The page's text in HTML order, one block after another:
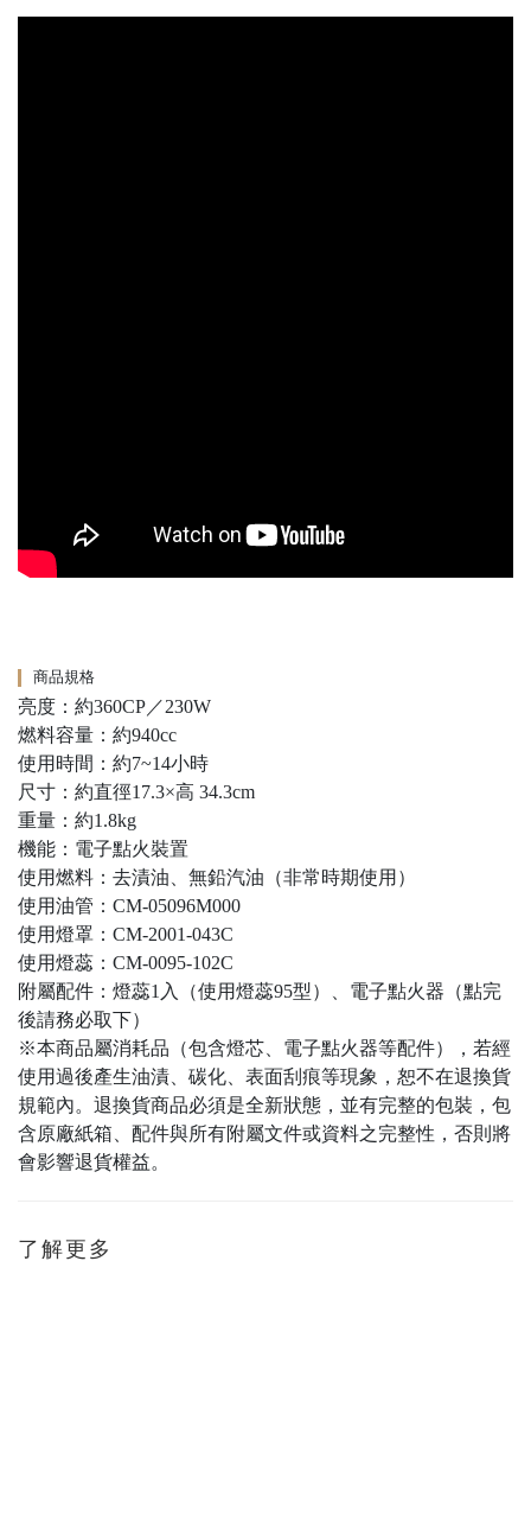
商品規格
亮度：約360CP／230W
燃料容量：約940cc
使用時間：約7~14小時
尺寸：約直徑17.3×高 34.3cm
重量：約1.8kg
機能：電子點火裝置
使用燃料：去漬油、無鉛汽油（非常時期使用）
使用油管：CM-05096M000
使用燈罩：CM-2001-043C
使用燈蕊：CM-0095-102C
附屬配件：燈蕊1入（使用燈蕊95型）、電子點火器（點完
後請務必取下）
※本商品屬消耗品（包含燈芯、電子點火器等配件），若經
使用過後產生油漬、碳化、表面刮痕等現象，恕不在退換貨
規範內。退換貨商品必須是全新狀態，並有完整的包裝，包
含原廠紙箱、配件與所有附屬文件或資料之完整性，否則將
會影響退貨權益。
了解更多